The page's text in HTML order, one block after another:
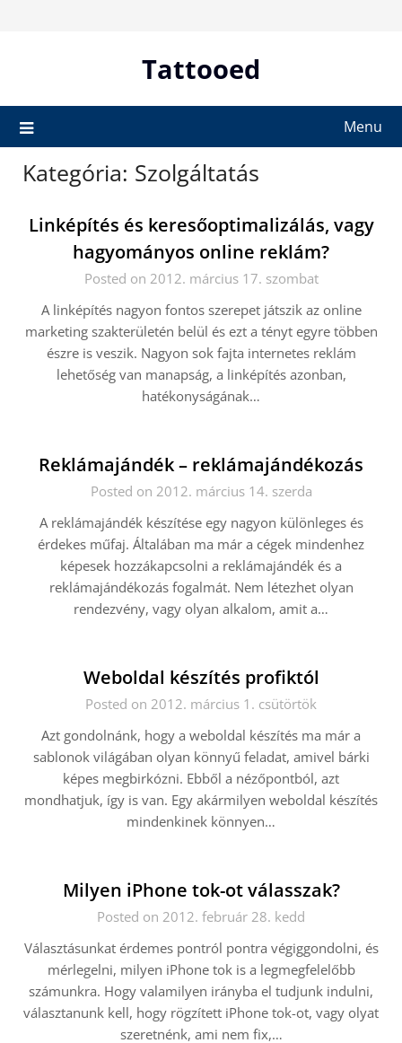
Tattooed
Menu
Kategória: Szolgáltatás
Linképítés és keresőoptimalizálás, vagy
hagyományos online reklám?
Posted on 2012. március 17. szombat
A linképítés nagyon fontos szerepet játszik az online
marketing szakterületén belül és ezt a tényt egyre többen
észre is veszik. Nagyon sok fajta internetes reklám
lehetőség van manapság, a linképítés azonban,
hatékonyságának…
Reklámajándék – reklámajándékozás
Posted on 2012. március 14. szerda
A reklámajándék készítése egy nagyon különleges és
érdekes műfaj. Általában ma már a cégek mindenhez
képesek hozzákapcsolni a reklámajándék és a
reklámajándékozás fogalmát. Nem létezhet olyan
rendezvény, vagy olyan alkalom, amit a…
Weboldal készítés profiktól
Posted on 2012. március 1. csütörtök
Azt gondolnánk, hogy a weboldal készítés ma már a
sablonok világában olyan könnyű feladat, amivel bárki
képes megbirkózni. Ebből a nézőpontból, azt
mondhatjuk, így is van. Egy akármilyen weboldal készítés
mindenkinek könnyen…
Milyen iPhone tok-ot válasszak?
Posted on 2012. február 28. kedd
Választásunkat érdemes pontról pontra végiggondolni, és
mérlegelni, milyen iPhone tok is a legmegfelelőbb
számunkra. Hogy valamilyen irányba el tudjunk indulni,
választanunk kell, hogy rögzített iPhone tok-ot, vagy olyat
szeretnénk, ami nem fix,…